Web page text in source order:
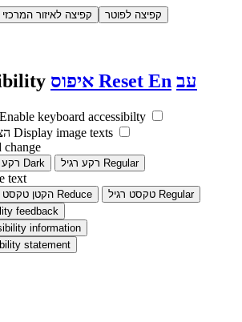
קפיצה לאיזור המרכזי
קפיצה לפוטר
Reset En עב
Enable keyboard accessibilty
Display image texts
change
Dark Regular
text
Reduce
Regular
feedback
information
statement